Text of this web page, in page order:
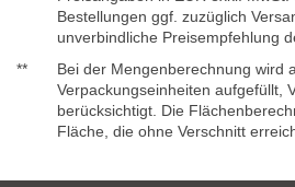
Bestellungen ggf. zuzüglich
unverbindliche Preisempfehlung
**
Bei der Mengenberechnung wird
Verpackungseinheiten aufgefüllt,
berücksichtigt. Die
Fläche, die ohne Verschnitt